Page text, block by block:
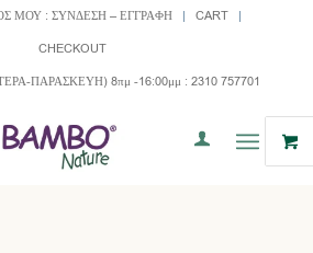
ΜΟΥ : ΣΥΝΔΕΣΗ – ΕΓΓΡΑΦΗ
CART
CHECKOUT
ΠΑΡΑΣΚΕΥΗ) 8πμ -16:00μμ : 2310 757701